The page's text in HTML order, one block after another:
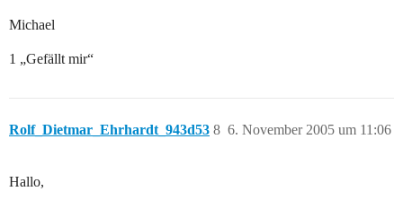
Michael
1 „Gefällt mir“
Rolf_Dietmar_Ehrhardt_943d53 6. November 2005 um 11:06
8
Hallo,